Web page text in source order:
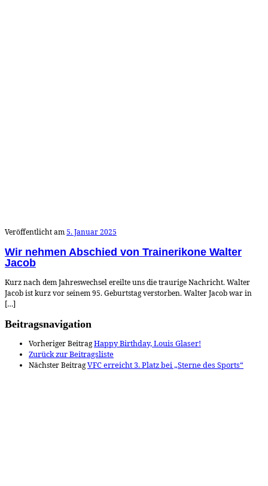
Veröffentlicht am5. Januar 2025
Wir nehmen Abschied von Trainerikone Walter
Jacob
Kurz nach dem Jahreswechsel ereilte uns die traurige Nachricht. Walter
Jacob ist kurz vor seinem 95. Geburtstag verstorben. Walter Jacob war in
[…]
Beitragsnavigation
Vorheriger BeitragHappy Birthday, Louis Glaser!
Zurück zur Beitragsliste
Nächster BeitragVFC erreicht 3. Platz bei „Sterne des Sports“